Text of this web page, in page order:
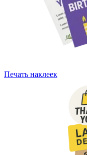
Печать наклеек